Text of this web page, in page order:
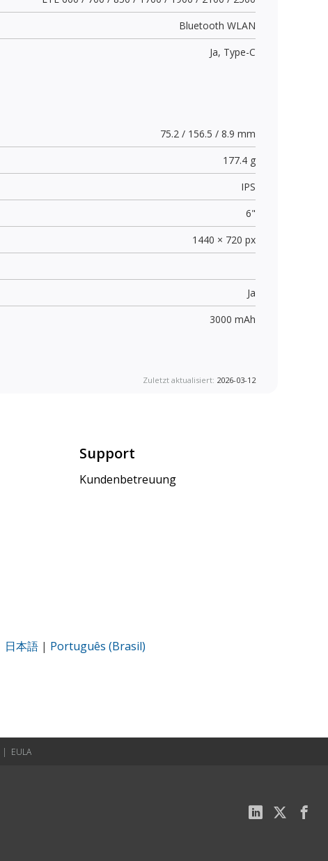
Bluetooth WLAN
Ja, Type-C
75.2 / 156.5 / 8.9 mm
177.4 g
IPS
6"
1440 × 720 px
Ja
3000 mAh
Zuletzt aktualisiert: 2026-03-12
Support
Kundenbetreuung
日本語 | Português (Brasil)
| EULA